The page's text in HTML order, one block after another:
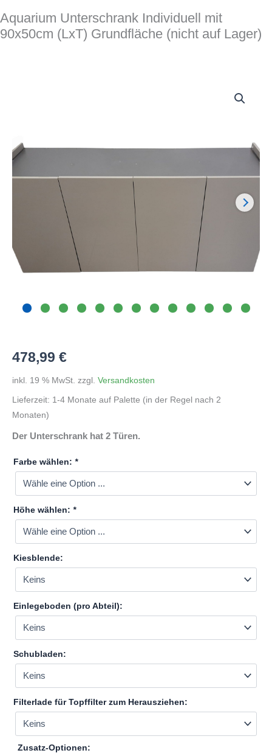
Aquarium Unterschrank Individuell mit
90x50cm (LxT) Grundfläche (nicht auf Lager)
478,99 €
inkl. 19 % MwSt. zzgl. Versandkosten
Lieferzeit: 1-4 Monate auf Palette (in der Regel nach 2
Monaten)
Der Unterschrank hat 2 Türen.
Farbe wählen: *
Höhe wählen: *
Kiesblende:
Einlegeboden (pro Abteil):
Schubladen:
Filterlade für Topffilter zum Herausziehen:
Zusatz-Optionen: